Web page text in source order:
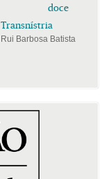
doce
Transnístria
Rui Barbosa Batista